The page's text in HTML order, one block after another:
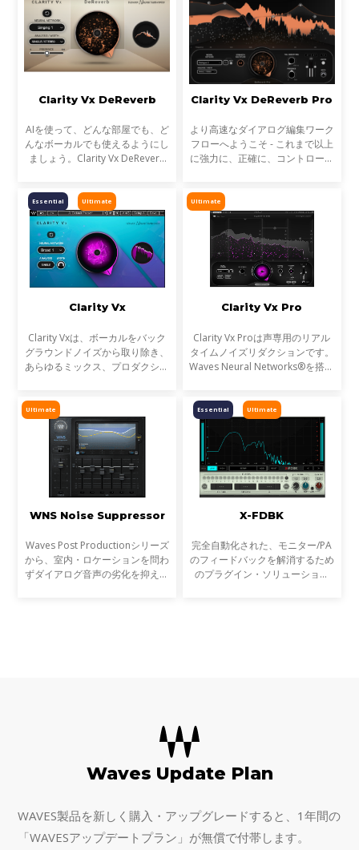
Clarity Vx DeReverb
AIを使って、どんな部屋でも、ど
んなボーカルでも使えるようにし
ましょう。Clarity Vx DeReverb
ダイアログのレコーディングを瞬
時に、最高の忠実度で
Clarity Vx DeReverb Pro
より高速なダイアログ編集ワーク
フローへようこそ - これまで以上
に強力に、正確に、コントロール
クノロジーは、録音を瞬時に、そ
してリアルタイムで
Ultimate
Essential
Clarity Vx
Clarity Vxは、ボーカルをバック
グラウンドノイズから取り除き、
あらゆるミックス、プロダクショ
速の方法です。Waves Neural
Networks®が搭載されてい
Ultimate
Clarity Vx Pro
Clarity Vx Proは声専用のリアル
タイムノイズリダクションです。
Waves Neural Networks®を搭載
グをアンビエンスから分離し、わ
Ultimate
WNS Noise Suppressor
Waves Post Productionシリーズ
から、室内・ロケーションを問わ
ずダイアログ音声の劣化を抑えた
Ultimate
Essential
X-FDBK
完全自動化された、モニター/PA
のフィードバックを解消するため
のプラグイン・ソリューション
Waves Update Plan
WAVES製品を新しく購入・アップグレードすると、1年間の
「WAVESアップデートプラン」が無償で付帯します。